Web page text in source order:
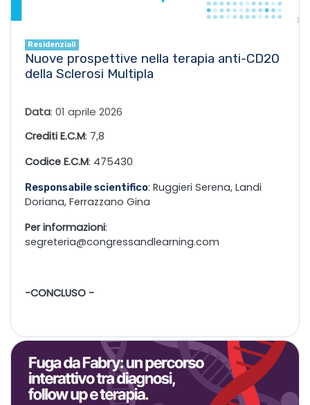
Residenziali
Nuove prospettive nella terapia anti-CD20
della Sclerosi Multipla
Data: 01 aprile 2026
Crediti E.C.M: 7,8
Codice E.C.M: 475430
Responsabile scientifico: Ruggieri Serena, Landi
Doriana, Ferrazzano Gina
Per informazioni:
segreteria@congressandlearning.com
-CONCLUSO -